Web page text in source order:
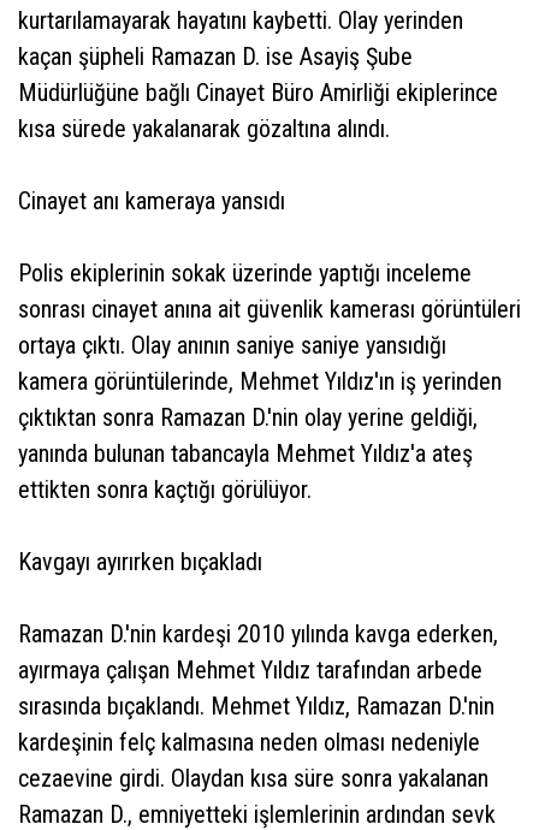
kurtarılamayarak hayatını kaybetti. Olay yerinden
kaçan şüpheli Ramazan D. ise Asayiş Şube
Müdürlüğüne bağlı Cinayet Büro Amirliği ekiplerince
kısa sürede yakalanarak gözaltına alındı.
Cinayet anı kameraya yansıdı
Polis ekiplerinin sokak üzerinde yaptığı inceleme
sonrası cinayet anına ait güvenlik kamerası görüntüleri
ortaya çıktı. Olay anının saniye saniye yansıdığı
kamera görüntülerinde, Mehmet Yıldız'ın iş yerinden
çıktıktan sonra Ramazan D.'nin olay yerine geldiği,
yanında bulunan tabancayla Mehmet Yıldız'a ateş
ettikten sonra kaçtığı görülüyor.
Kavgayı ayırırken bıçakladı
Ramazan D.'nin kardeşi 2010 yılında kavga ederken,
ayırmaya çalışan Mehmet Yıldız tarafından arbede
sırasında bıçaklandı. Mehmet Yıldız, Ramazan D.'nin
kardeşinin felç kalmasına neden olması nedeniyle
cezaevine girdi. Olaydan kısa süre sonra yakalanan
Ramazan D., emniyetteki işlemlerinin ardından sevk